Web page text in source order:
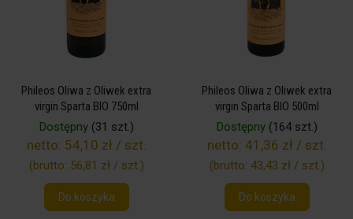
Phileos Oliwa z Oliwek extra
virgin Sparta BIO 750ml
Dostępny(31 szt.)
netto: 54,10 zł / szt.
(brutto: 56,81 zł / szt.)
Do koszyka
Phileos Oliwa z Oliwek extra
virgin Sparta BIO 500ml
Dostępny(164 szt.)
netto: 41,36 zł / szt.
(brutto: 43,43 zł / szt.)
Do koszyka